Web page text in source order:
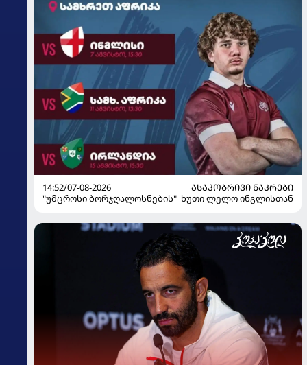
14:52/07-08-2026
ᲐᲡᲐᲙᲝᲑᲠᲘᲕᲘ ᲜᲐᲙᲠᲔᲑᲘ
"უმცროსი ბორჯღალოსნების" ხუთი ლელო ინგლისთან